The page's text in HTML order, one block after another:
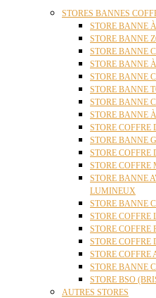
STORES BANNES
STORE BANNE
STORE BANNE
STORE BANNE
STORE BANNE
STORE BANNE
STORE BANNE
STORE BANNE
STORE BANNE
STORE COFFRE
STORE BANNE
STORE COFFRE
STORE COFFRE
STORE BANNE
LUMINEUX
STORE BANNE
STORE
STORE COFFRE
STORE COFFRE
STORE COFFRE
STORE BANNE
STORE BSO
AUTRES STORES